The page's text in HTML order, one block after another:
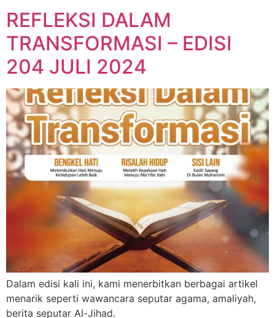
REFLEKSI DALAM
TRANSFORMASI – EDISI
204 JULI 2024
Dalam edisi kali ini, kami menerbitkan berbagai artikel
menarik seperti wawancara seputar agama, amaliyah,
berita seputar Al-Jihad.